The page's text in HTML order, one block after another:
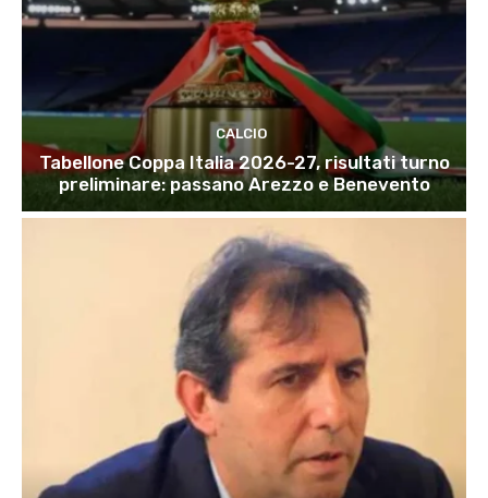
CALCIO
Tabellone Coppa Italia 2026-27, risultati turno
preliminare: passano Arezzo e Benevento